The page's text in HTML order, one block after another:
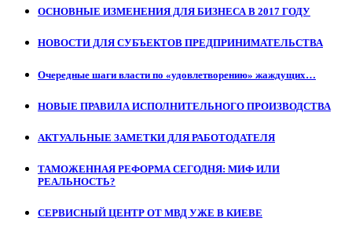
ОСНОВНЫЕ ИЗМЕНЕНИЯ ДЛЯ БИЗНЕСА В 2017 ГОДУ
НОВОСТИ ДЛЯ СУБЪЕКТОВ ПРЕДПРИНИМАТЕЛЬСТВА
Очередные шаги власти по «удовлетворению» жаждущих…
НОВЫЕ ПРАВИЛА ИСПОЛНИТЕЛЬНОГО ПРОИЗВОДСТВА
АКТУАЛЬНЫЕ ЗАМЕТКИ ДЛЯ РАБОТОДАТЕЛЯ
ТАМОЖЕННАЯ РЕФОРМА СЕГОДНЯ: МИФ ИЛИ
РЕАЛЬНОСТЬ?
СЕРВИСНЫЙ ЦЕНТР ОТ МВД УЖЕ В КИЕВЕ